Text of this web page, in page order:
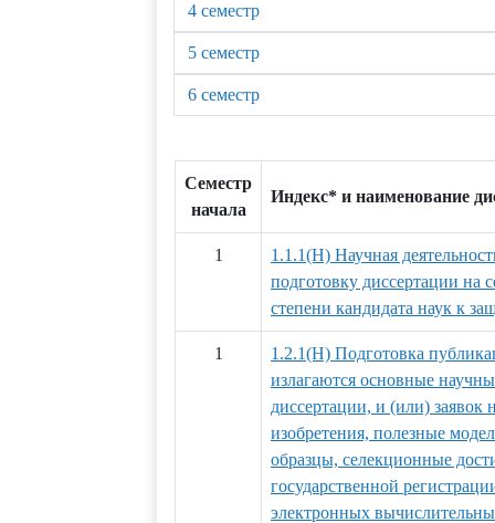
4 семестр
5 семестр
6 семестр
Семестр
начала
Индекс* и наименование
1
1.1.1(Н) Научная
подготовку диссертации на
степени кандидата наук к
1
1.2.1(Н) Подготовка
излагаются основные
диссертации, и (или) заявок
изобретения, полезные
образцы, селекционные
государственной
электронных